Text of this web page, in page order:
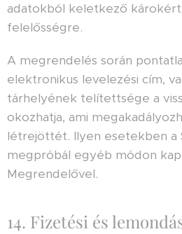
adatokból keletkező
felelősségre.
A megrendelés során
elektronikus levelezési cím,
tárhelyének telítettsége a
okozhatja, ami
létrejöttét. Ilyen esetekben a
megpróbál egyéb módon
Megrendelővel.
14. Fizetési és